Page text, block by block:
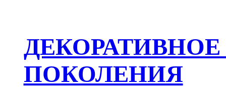
ПОКОЛЕНИЯ